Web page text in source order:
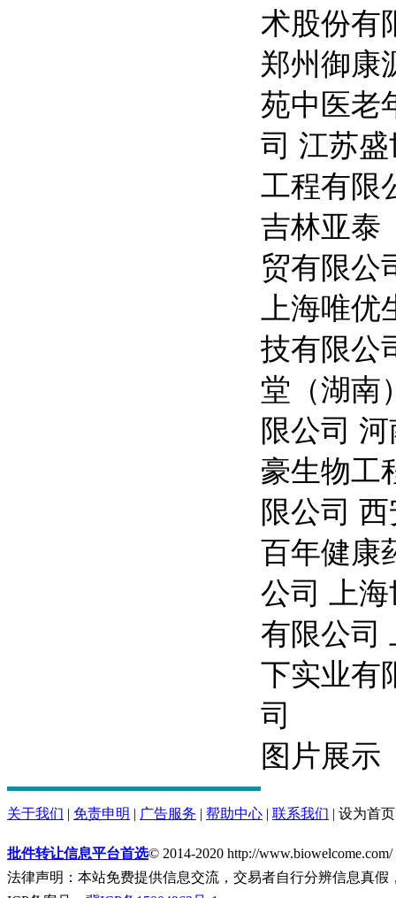
术股份有
郑州御康
苑中医老
司 江苏
工程有限
吉林亚泰
贸有限公
上海唯
技有限公
堂（湖南
限公司
豪生物工
限公司
百年健康
公司 上
有限公司
下实业有
司
图片展示
关于我们 | 免责申明 | 广告服务 | 帮助中心 | 联系我们 | 设为首页
批件转让信息平台首选© 2014-2020 http://
法律声明：本站免费提供信息交流，交易者自行分辨信息真